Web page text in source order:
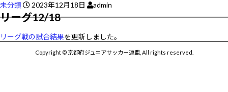
未分類 2023年12月18日 admin
リーグ12/18
リーグ戦の試合結果を更新しました。
Copyright © 京都府ジュニアサッカー連盟, All rights reserved.